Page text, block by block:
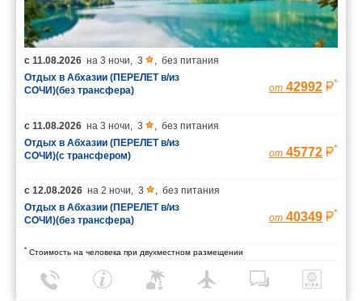
с 11.08.2026 на 3 ночи, 3 , без питания
Отдых в Абхазии (ПЕРЕЛЕТ в/из
СОЧИ)(без трансфера)
от 42992 *
с 11.08.2026 на 3 ночи, 3 , без питания
Отдых в Абхазии (ПЕРЕЛЕТ в/из
СОЧИ)(с трансфером)
от 45772 *
с 12.08.2026 на 2 ночи, 3 , без питания
Отдых в Абхазии (ПЕРЕЛЕТ в/из
СОЧИ)(без трансфера)
от 40349 *
* Стоимость на человека при двухместном размещении